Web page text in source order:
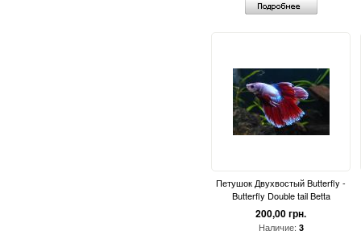
Петушок Двухвостый Butterfly -
Butterfly Double tail Betta
200,00 грн.
Наличие: 3